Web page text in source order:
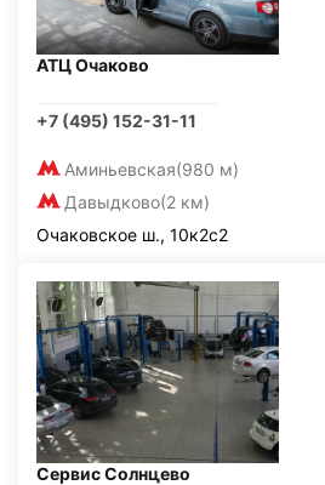
АТЦ Очаково
+7 (495) 152-31-11
Аминьевская(980 м)
Давыдково(2 км)
Очаковское ш., 10к2с2
Сервис Солнцево